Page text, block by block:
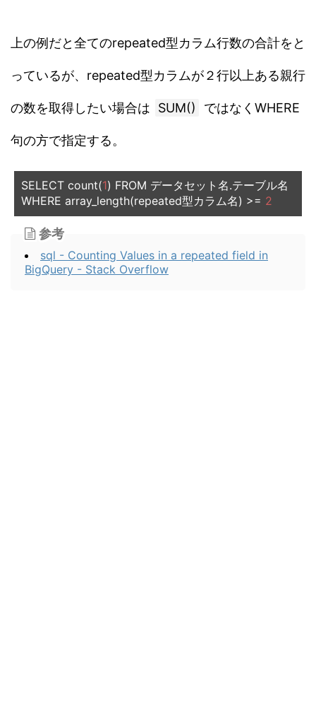
上の例だと全てのrepeated型カラム行数の合計をと
っているが、repeated型カラムが２行以上ある親行
の数を取得したい場合は SUM() ではなくWHERE
句の方で指定する。
SELECT count(1) FROM データセット名.テーブル名
WHERE array_length(repeated型カラム名) >= 2
参考
sql - Counting Values in a repeated field in
BigQuery - Stack Overflow